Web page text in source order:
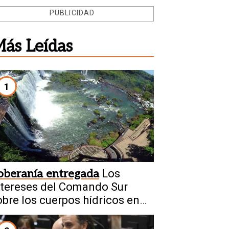
PUBLICIDAD
Leídas
1
entregada Los
del Comando Sur
los cuerpos hídricos en